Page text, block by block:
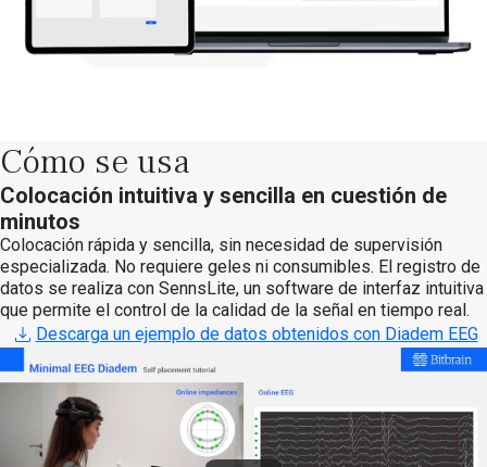
Cómo se usa
Colocación intuitiva y sencilla en cuestión de
minutos
Colocación rápida y sencilla, sin necesidad de supervisión
especializada. No requiere geles ni consumibles. El registro de
datos se realiza con SennsLite, un software de interfaz intuitiva
que permite el control de la calidad de la señal en tiempo real.
Descarga un ejemplo de datos obtenidos con Diadem EEG